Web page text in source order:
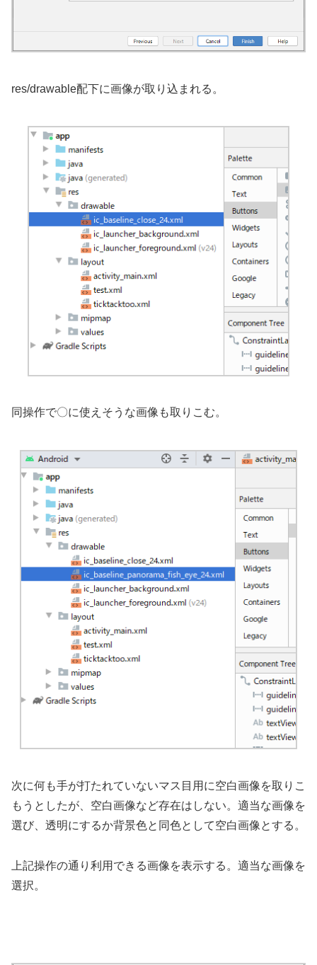
res/drawable配下に画像が取り込まれる。
同操作で〇に使えそうな画像も取りこむ。
次に何も手が打たれていないマス目用に空白画像を取りこ
もうとしたが、空白画像など存在はしない。適当な画像を
選び、透明にするか背景色と同色として空白画像とする。
上記操作の通り利用できる画像を表示する。適当な画像を
選択。